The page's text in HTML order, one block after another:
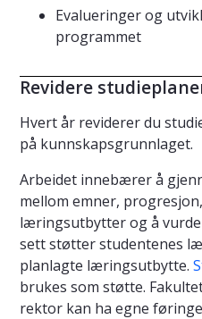
Evalueringer og
programmet
Revidere
Hvert år reviderer du
på kunnskapsgrunnlaget.
Arbeidet innebærer å
mellom emner,
læringsutbytter og å
sett støtter studentenes
planlagte læringsutbytte.
brukes som støtte.
rektor kan ha egne